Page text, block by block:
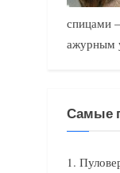
спицами
ажурным
Самые